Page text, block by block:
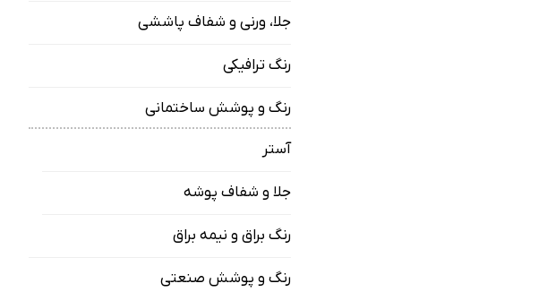
جلا، ورنی و شفاف پاششی
رنگ ترافیکی
رنگ‌‌ و پوشش‌ ساختمانی
آستر
جلا و شفاف پوشه
رنگ براق و نیمه براق
رنگ و پوشش صنعتی